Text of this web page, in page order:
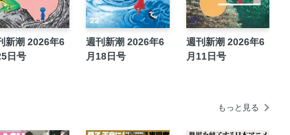
新潮 2026年6
日号
週刊新潮 2026年6
月18日号
週刊新潮 2026年6
月11日号
もっと見る